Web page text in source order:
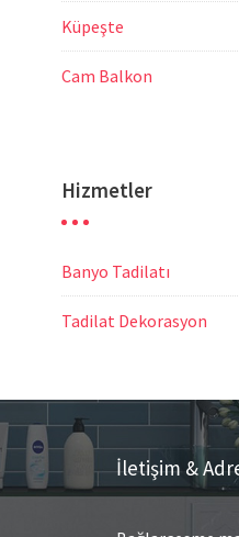
Küpeşte
Cam Balkon
Hizmetler
Banyo Tadilatı
Tadilat Dekorasyon
İletişim &